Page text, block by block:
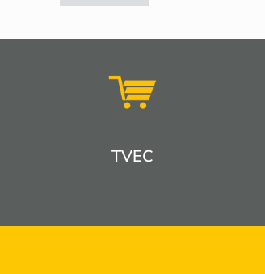
TVEC